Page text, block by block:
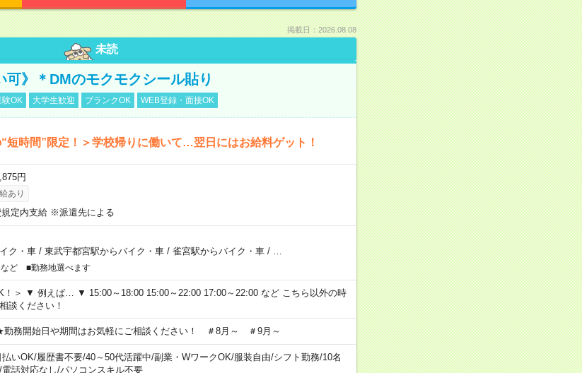
掲載日：2026.08.08
未読
可》＊DMのモクモクシール貼り
OK 大学生歓迎 ブランクOK WEB登録・面接OK
短時間”限定！＞学校帰りに働いて…翌日にはお給料ゲット！
円
あり
定内支給 ※派遣先による
ク・車/ 東武宇都宮駅からバイク・車/ 雀宮駅からバイク・車/
など ■勤務地選べます
！＞ ▼ 例えば… ▼ 15:00～18:00 15:00～22:00 17:00～22:00 など こちら以外の時
談ください！
務開始日や期間はお気軽にご相談ください！ ＃8月～ ＃9月～
払いOK/履歴書不要/40～50代活躍中/副業・WワークOK/服装自由/シフト勤務/10名
電話対応なし/パソコンスキル不要